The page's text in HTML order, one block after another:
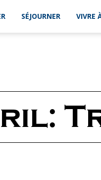
SÉJOURNER VIVRE